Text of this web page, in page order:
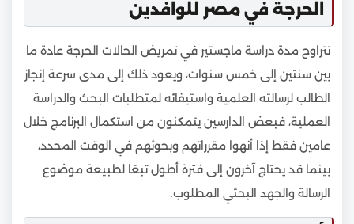
الحرجة في مصر للوافدين
تتراوح مدة دراسة ماجستير في تمريض الحالات الحرجة عادة ما
بين سنتين إلى خمس سنوات، ويعود ذلك إلى مدى سرعة إنجاز
الطالب لرسالته العلمية واستيفائه لمتطلبات البحث والدراسة
العملية، فبعض الدارسين يتمكنون من استكمال البرنامج خلال
عامين فقط إذا أنهوا مقرراتهم وبحوثهم في الوقت المحدد،
بينما قد يحتاج آخرون إلى فترة أطول تبعًا لطبيعة موضوع
الرسالة والجهد البحثي المطلوب.